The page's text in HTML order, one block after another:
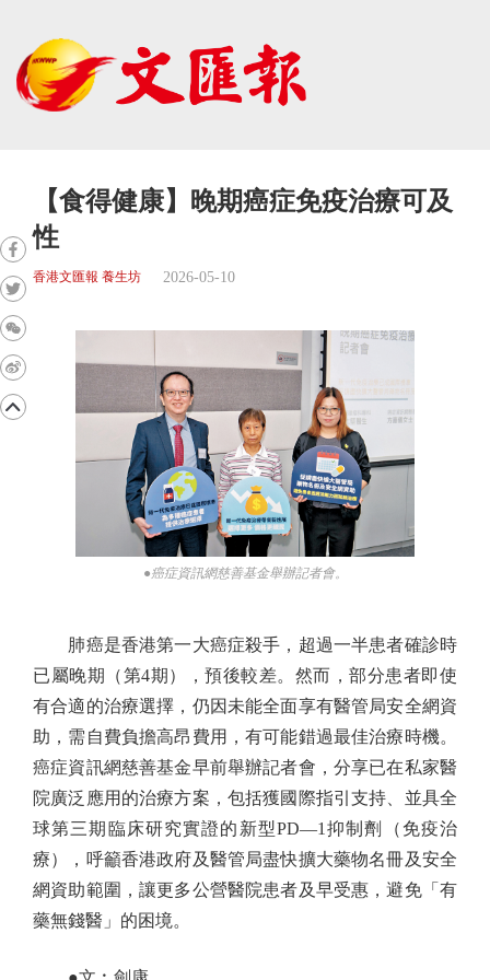
【食得健康】晚期癌症免疫治療可及
性
香港文匯報 養生坊 2026-05-10
●癌症資訊網慈善基金舉辦記者會。
肺癌是香港第一大癌症殺手，超過一半患者確診時
已屬晚期（第4期），預後較差。然而，部分患者即使
有合適的治療選擇，仍因未能全面享有醫管局安全網資
助，需自費負擔高昂費用，有可能錯過最佳治療時機。
癌症資訊網慈善基金早前舉辦記者會，分享已在私家醫
院廣泛應用的治療方案，包括獲國際指引支持、並具全
球第三期臨床研究實證的新型PD—1抑制劑（免疫治
療），呼籲香港政府及醫管局盡快擴大藥物名冊及安全
網資助範圍，讓更多公營醫院患者及早受惠，避免「有
藥無錢醫」的困境。